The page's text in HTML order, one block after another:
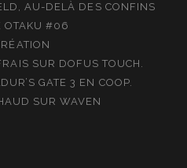
AU-DELÀ DES CONFINS
OTAKU #06
SUR DOFUS TOUCH.
GATE 3 EN COOP.
SUR WAVEN